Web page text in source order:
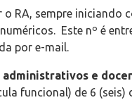
o RA, sempre iniciando
Este nº é
por e-mail.
administrativos e
funcional) de 6 (seis)